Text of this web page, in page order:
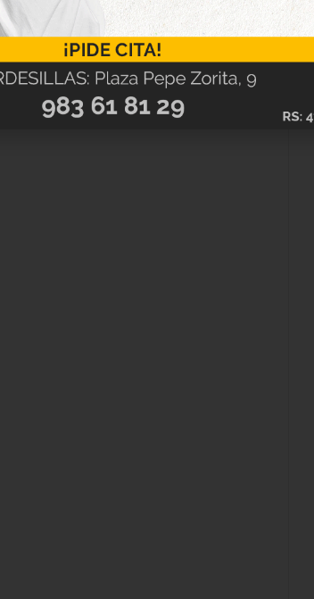
con diversas acciones
últimas semanas, entre ellas un
como campañas creativas en